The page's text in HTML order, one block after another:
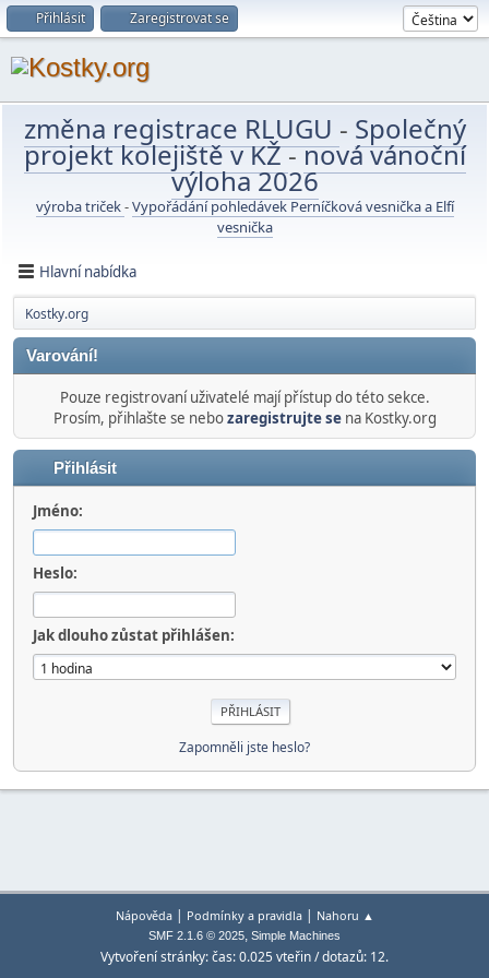
Přihlásit Zaregistrovat se
změna registrace RLUGU - Společný
projekt kolejiště v KŽ-nová vánoční
výloha 2026
výroba triček-Vypořádání pohledávek Perníčková vesnička a Elfí
vesnička
Hlavní nabídka
Kostky.org
Varování!
Pouze registrovaní uživatelé mají přístup do této sekce.
Prosím, přihlašte se nebozaregistrujte sena Kostky.org
Přihlásit
Jméno:
Heslo:
Jak dlouho zůstat přihlášen:
Zapomněli jste heslo?
Nápověda| Podmínky a pravidla| Nahoru ▲
SMF 2.1.6 © 2025, Simple Machines
Vytvoření stránky: čas: 0.025 vteřin / dotazů: 12.